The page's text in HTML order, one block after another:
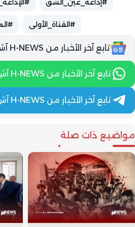
#إذاعة_عين_الشق
#القناة_الأولى
تابع آخر الأخبار من H-NEWS آش نيوز عبر Google News
تابع آخر الأخبار من H-NEWS آش نيوز عبر WhatsApp
تابع آخر الأخبار من H-NEWS آش نيوز عبر Telegram
مواضيع ذات صلة